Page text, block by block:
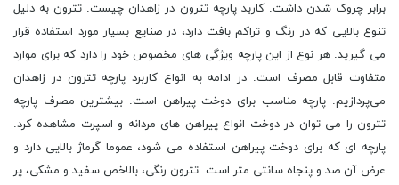
برابر چروک شدن داشت. کاربد پارچه تترون در زاهدان چیست. تترون به دلیل
تنوع بالایی که در رنگ و تراکم بافت دارد، در صنایع بسیار مورد استفاده قرار
می‌ گیرید. هر نوع از این پارچه ویژگی‌ های مخصوص خود را دارد که برای موارد
متفاوت قابل مصرف است. در ادامه به انواع کاربرد پارچه تترون در زاهدان
می‌پردازیم. پارچه مناسب برای دوخت پیراهن است. بیشترین مصرف پارچه
تترون را می ‌توان در دوخت انواع پیراهن ‌های مردانه و اسپرت مشاهده کرد.
پارچه‌ ای که برای دوخت پیراهن استفاده می ‌شود، عموما گرماژ بالایی دارد و
عرض آن صد و پنجاه سانتی متر است. تترون رنگی، بالاخص سفید و مشکی، پر